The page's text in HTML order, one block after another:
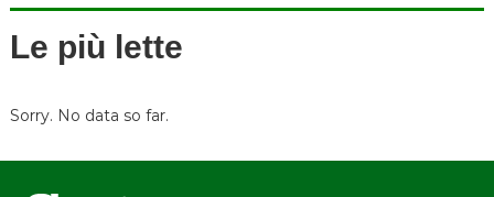
a
v
i
g
Le più lette
Sorry. No data so far.